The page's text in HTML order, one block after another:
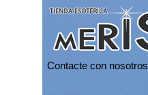
Contacte con nosotros